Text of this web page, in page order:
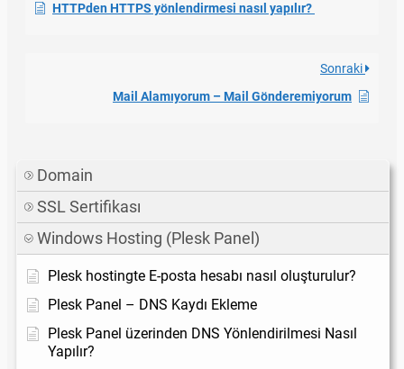
HTTPden HTTPS yönlendirmesi nasıl yapılır?
Sonraki
Mail Alamıyorum – Mail Gönderemiyorum
Domain
SSL Sertifikası
Windows Hosting (Plesk Panel)
Plesk hostingte E-posta hesabı nasıl oluşturulur?
Plesk Panel – DNS Kaydı Ekleme
Plesk Panel üzerinden DNS Yönlendirilmesi Nasıl
Yapılır?